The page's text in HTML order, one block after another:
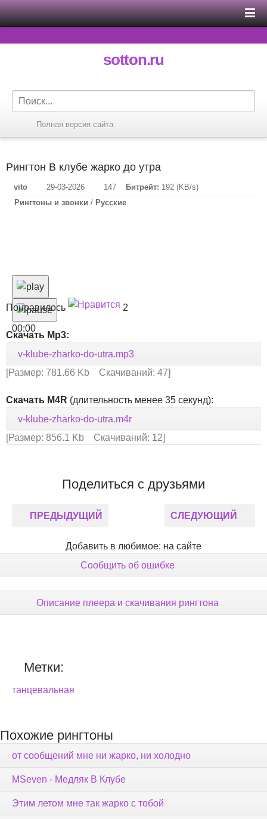
sotton.ru
Полная версия сайта
Рингтон В клубе жарко до утра
vito 29-03-2026 147 Битрейт: 192 (KB/s)
Рингтоны и звонки / Русские
00:00
Понравилось 2
Скачать Mp3:
v-klube-zharko-do-utra.mp3
[Размер: 781.66 Kb Скачиваний: 47]
Скачать M4R (длительность менее 35 секунд):
v-klube-zharko-do-utra.m4r
[Размер: 856.1 Kb Скачиваний: 12]
Поделиться с друзьями
ПРЕДЫДУЩИЙ СЛЕДУЮЩИЙ
Добавить в любимое: на сайте
Сообщить об ошибке
Описание плеера и скачивания рингтона
Метки:
танцевальная
Похожие рингтоны
от сообщений мне ни жарко, ни холодно
MSeven - Медляк В Клубе
Этим летом мне так жарко с тобой